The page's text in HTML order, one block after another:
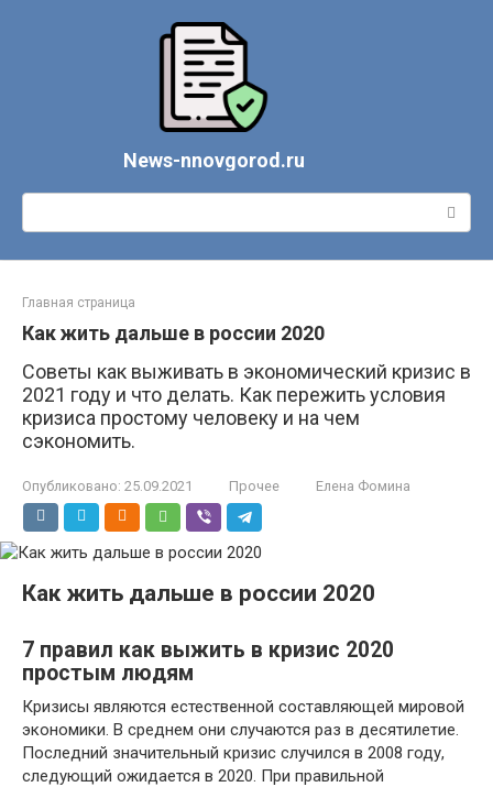
News-nnovgorod.ru
Поиск:
Главная страница
Как жить дальше в россии 2020
Советы как выживать в экономический кризис в
2021 году и что делать. Как пережить условия
кризиса простому человеку и на чем
сэкономить.
Опубликовано: 25.09.2021 Прочее Елена Фомина
Как жить дальше в россии 2020
7 правил как выжить в кризис 2020
простым людям
Кризисы являются естественной составляющей мировой
экономики. В среднем они случаются раз в десятилетие.
Последний значительный кризис случился в 2008 году,
следующий ожидается в 2020. При правильной